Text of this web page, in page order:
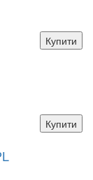
Купити
Купити